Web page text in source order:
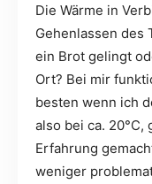
Die Wärme in
Gehenlassen des
ein Brot gelingt
Ort? Bei mir
besten wenn ich
also bei ca. 20°C,
Erfahrung
weniger